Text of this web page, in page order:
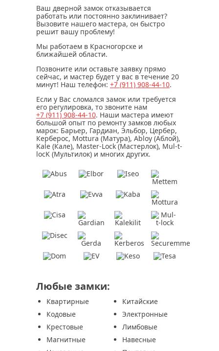
Ваш дверной замок отказывается
работать или постоянно заклинивает?
Вызовите нашего мастера, он быстро
решит вашу проблему!
Мы работаем в Красногорске и
ближайшей области.
Позвоните или оставьте заявку прямо
сейчас, и мастер будет у вас в течение 20
минут! Наш телефон: +7 (911) 908-44-10.
Если у Вас сломался замок или требуется
его регулировка, то звоните нам
+7 (911) 908-44-10. Наши мастера имеют
большой опыт по ремонту замков любых
марок: Барьер, Гардиан, Эльбор, Цербер,
Керберос, Mottura (Матура), Abloy (Аблой),
Kale (Кале), Master-Lock (Мастерлок), Mul-t-
locK (Мультилок) и многих других.
Любые замки:
Квартирные
Китайские
Кодовые
Электронные
Крестовые
Лимбовые
Магнитные
Навесные